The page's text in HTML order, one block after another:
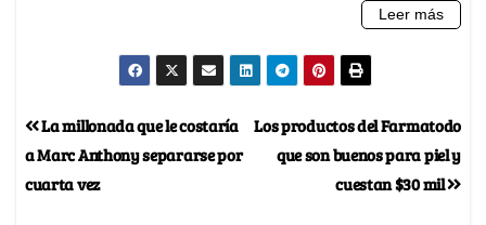
Los productos del Farmatodo
que son buenos para piel y
cuestan $30 mil
La millonada que le costaría
a Marc Anthony separarse por
cuarta vez